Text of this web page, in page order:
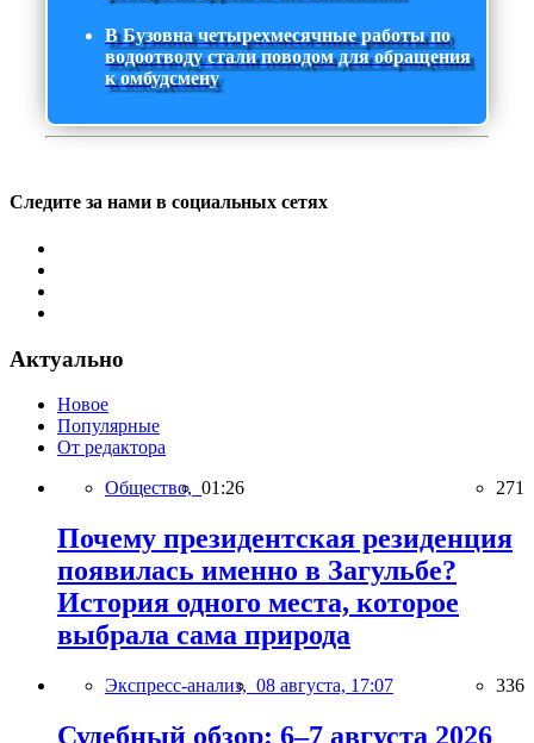
В Бузовна четырехмесячные работы по
водоотводу стали поводом для обращения
к омбудсмену
Следите за нами в социальных сетях
Актуально
Новое
Популярные
От редактора
Общество, 01:26 271
Почему президентская резиденция
появилась именно в Загульбе?
История одного места, которое
выбрала сама природа
Экспресс-анализ, 08 августа, 17:07 336
Судебный обзор: 6–7 августа 2026